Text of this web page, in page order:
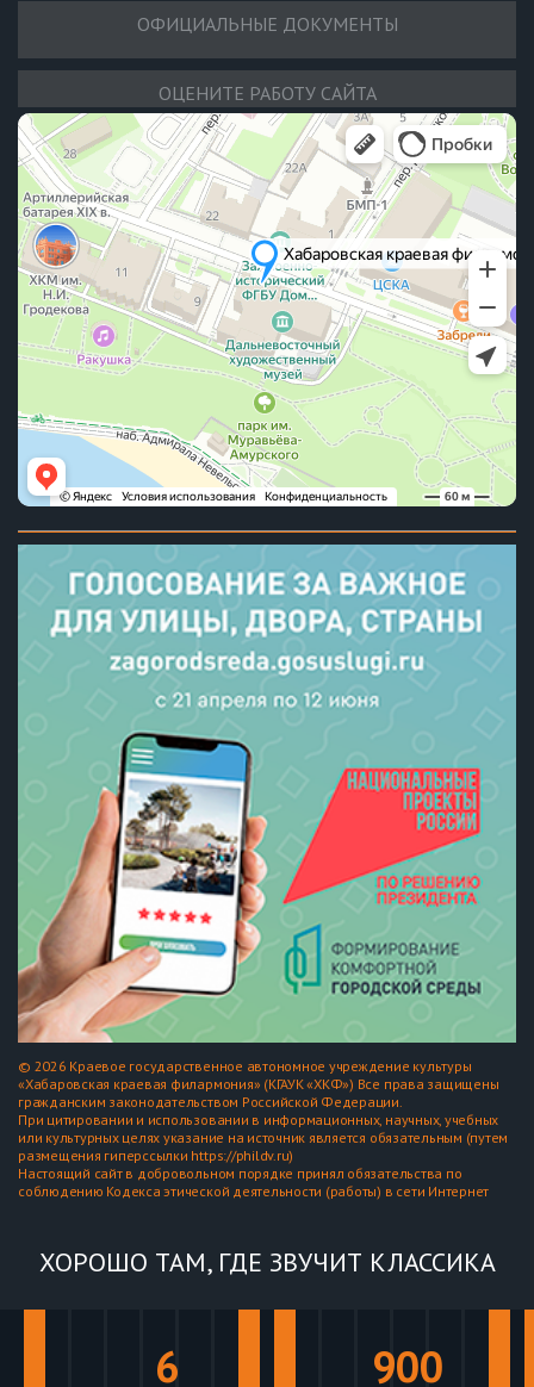
ОФИЦИАЛЬНЫЕ ДОКУМЕНТЫ
ОЦЕНИТЕ РАБОТУ САЙТА
© 2026 Краевое государственное автономное учреждение культуры
«Хабаровская краевая филармония» (КГАУК «ХКФ») Все права защищены
гражданским законодательством Российской Федерации.
При цитировании и использовании в информационных, научных, учебных
или культурных целях указание на источник является обязательным (путем
размещения гиперссылки https://phildv.ru)
Настоящий сайт в добровольном порядке принял обязательства по
соблюдению Кодекса этической деятельности (работы) в сети Интернет
ХОРОШО ТАМ, ГДЕ ЗВУЧИТ КЛАССИКА
6 900